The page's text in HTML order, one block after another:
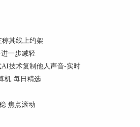
其线上约架
一步减轻
技术复制他人声音-实时
机 每日精选
焦点滚动